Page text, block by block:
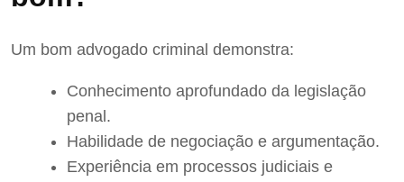
Um bom advogado criminal demonstra:
Conhecimento aprofundado da legislação
penal.
Habilidade de negociação e argumentação.
Experiência em processos judiciais e